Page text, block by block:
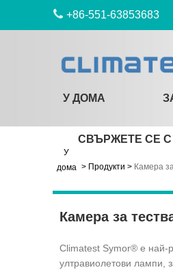
+86-551-63853683
У ДОМА
СВЪРЖЕТЕ СЕ
У
дома > Продукти > Камера
Камера за
Climatest Symor® е най-
ултравиолетови лампи,